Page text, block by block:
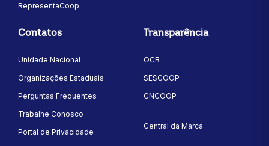
RepresentaCoop
Contatos
Unidade Nacional
Organizações Estaduais
Perguntas Frequentes
Trabalhe Conosco
Portal de Privacidade
Transparência
OCB
SESCOOP
CNCOOP
Central da Marca